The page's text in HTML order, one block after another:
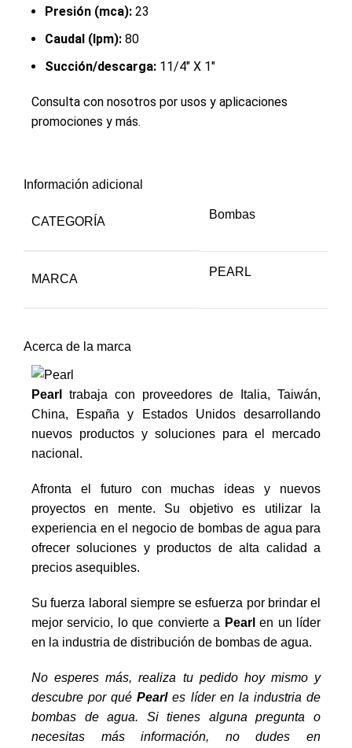
Presión (mca): 23
Caudal (lpm): 80
Succión/descarga: 11/4" X 1"
Consulta con nosotros por usos y aplicaciones
promociones y más.
Información adicional
CATEGORÍA
Bombas
MARCA
PEARL
Acerca de la marca
Pearl
trabaja con proveedores de Italia, Taiwán,
China, España y Estados Unidos desarrollando
nuevos productos y soluciones para el mercado
nacional.
Afronta el futuro con muchas ideas y nuevos
proyectos en mente. Su objetivo es utilizar la
experiencia en el negocio de bombas de agua para
ofrecer soluciones y productos de alta calidad a
precios asequibles.
Su fuerza laboral siempre se esfuerza por brindar el
mejor servicio, lo que convierte a Pearl en un líder
en la industria de distribución de bombas de agua.
No esperes más, realiza tu pedido hoy mismo y
descubre por quéPearles líder en la industria de
bombas de agua. Si tienes alguna pregunta o
necesitas más información, no dudes en